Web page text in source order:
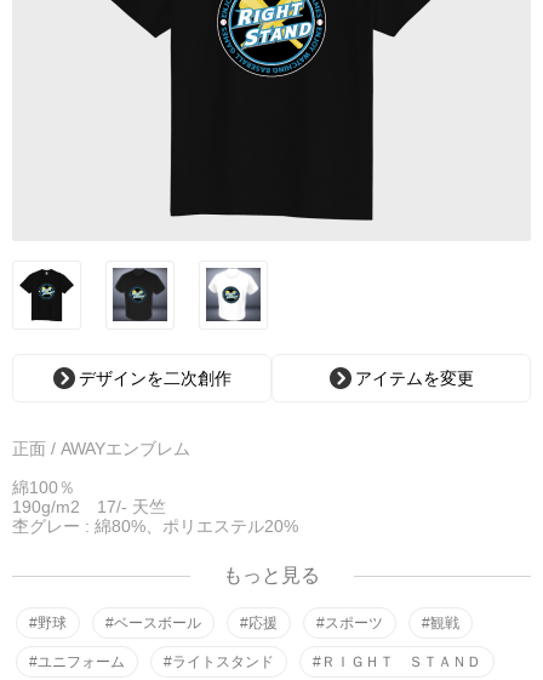
デザインを二次創作 アイテムを変更
正面 / AWAYエンブレム
綿100％
190g/m2 17/- 天竺
杢グレー : 綿80%、ポリエステル20%
もっと見る
#野球 #ベースボール #応援 #スポーツ #観戦
#ユニフォーム #ライトスタンド #ＲＩＧＨＴ ＳＴＡＮＤ